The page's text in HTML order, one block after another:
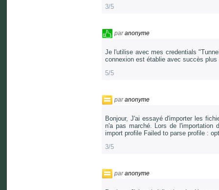
3/5
paranonyme
Je l'utilise avec mes credentials
connexion est établie avec succès
5/5
paranonyme
Bonjour, J'ai essayé d'importer les
n'a pas marché. Lors de
import profile Failed to parse profile :
3/5
paranonyme